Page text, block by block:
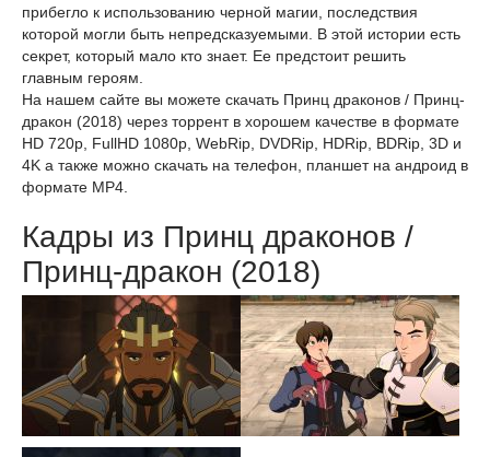
прибегло к использованию черной магии, последствия
которой могли быть непредсказуемыми. В этой истории есть
секрет, который мало кто знает. Ее предстоит решить
главным героям.
На нашем сайте вы можете скачать Принц драконов / Принц-
дракон (2018) через торрент в хорошем качестве в формате
HD 720p, FullHD 1080p, WebRip, DVDRip, HDRip, BDRip, 3D и
4K а также можно скачать на телефон, планшет на андроид в
формате MP4.
Кадры из Принц драконов /
Принц-дракон (2018)